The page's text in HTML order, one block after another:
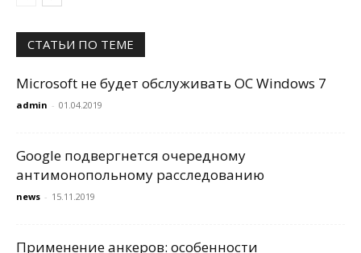
СТАТЬИ ПО ТЕМЕ
Microsoft не будет обслуживать ОС Windows 7
admin - 01.04.2019
Google подвергнется очередному
антимонопольному расследованию
news - 15.11.2019
Применение анкеров: особенности